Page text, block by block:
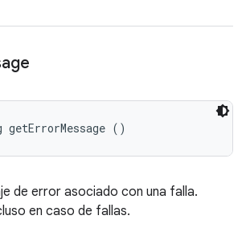
()
de error asociado con una falla.
en caso de fallas.